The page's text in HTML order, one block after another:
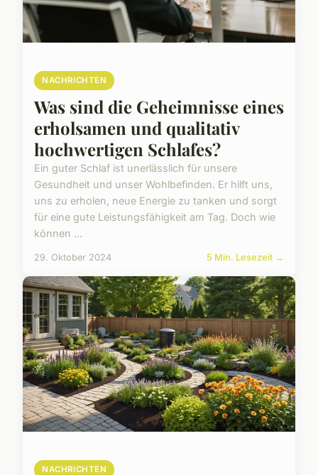
NACHRICHTEN
Was sind die Geheimnisse eines
erholsamen und qualitativ
hochwertigen Schlafes?
Ein guter Schlaf ist unerlässlich für unsere
Gesundheit und unser Wohlbefinden. Er hilft uns,
uns zu erholen, neue Energie zu tanken und sorgt
für eine gute Leistungsfähigkeit am Tag. Doch wie
können ...
29. Oktober 2024 5 Min. Lesezeit →
NACHRICHTEN